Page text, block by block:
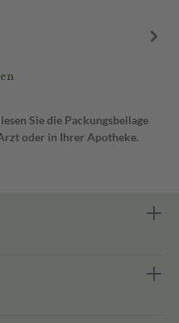
Sie die Packungsbeilage
oder in Ihrer Apotheke.